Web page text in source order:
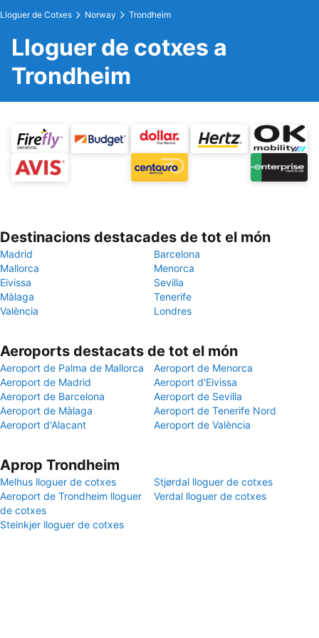
Lloguer de Cotxes Norway Trondheim
Lloguer de cotxes a
Trondheim
Destinacions destacades de tot el món
Madrid
Barcelona
Mallorca
Menorca
Eivissa
Sevilla
Màlaga
Tenerife
València
Londres
Aeroports destacats de tot el món
Aeroport de Palma de Mallorca
Aeroport de Menorca
Aeroport de Madrid
Aeroport d'Eivissa
Aeroport de Barcelona
Aeroport de Sevilla
Aeroport de Màlaga
Aeroport de Tenerife Nord
Aeroport d'Alacant
Aeroport de València
Aprop Trondheim
Melhus lloguer de cotxes
Stjørdal lloguer de cotxes
Aeroport de Trondheim lloguer
de cotxes
Verdal lloguer de cotxes
Steinkjer lloguer de cotxes